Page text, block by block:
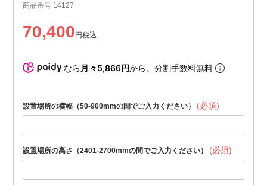
商品番号 14127
70,400 税込
なら 月々5,866円から。分割手数料無料
設置場所の横幅（50-900mmの間でご入力ください） (必須)
設置場所の高さ（2401-2700mmの間でご入力ください） (必須)